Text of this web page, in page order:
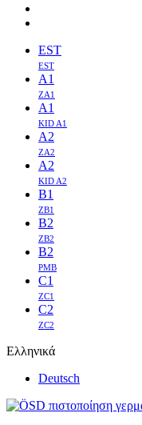
EST
EST
A1
ZA1
A1
KID A1
A2
ZA2
A2
KID A2
B1
ZB1
B2
ZB2
B2
PMB
C1
ZC1
C2
ZC2
Ελληνικά
Deutsch